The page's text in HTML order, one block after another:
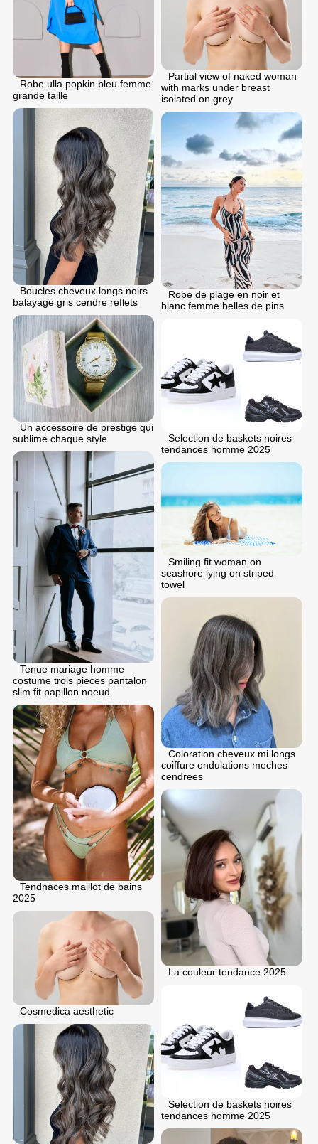
Robe ulla popkin bleu femme
grande taille
Partial view of naked woman
with marks under breast
isolated on grey
Boucles cheveux longs noirs
balayage gris cendre reflets
Robe de plage en noir et
blanc femme belles de pins
Un accessoire de prestige qui
sublime chaque style
Selection de baskets noires
tendances homme 2025
Tenue mariage homme
costume trois pieces pantalon
slim fit papillon noeud
Smiling fit woman on
seashore lying on striped
towel
Coloration cheveux mi longs
coiffure ondulations meches
cendrees
Tendnaces maillot de bains
2025
La couleur tendance 2025
Cosmedica aesthetic
Selection de baskets noires
tendances homme 2025